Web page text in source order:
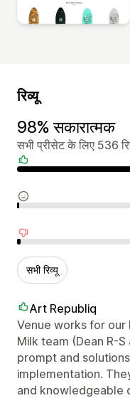
रिव्यू
98% सकारात्मक
सभी प्रीसेट के लिए 536
सकारात्मक रिव्यू
न्यूट्रल रिव्यू
नकारात्मक रिव्यू
सभी रिव्यू
Art Republiq
Venue works for our
Milk team (Dean R-
prompt and
implementation.
and knowledgeable